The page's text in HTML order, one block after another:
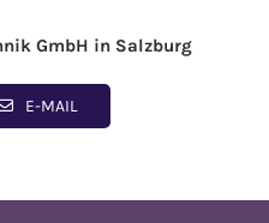
GmbH in Salzburg
E-MAIL